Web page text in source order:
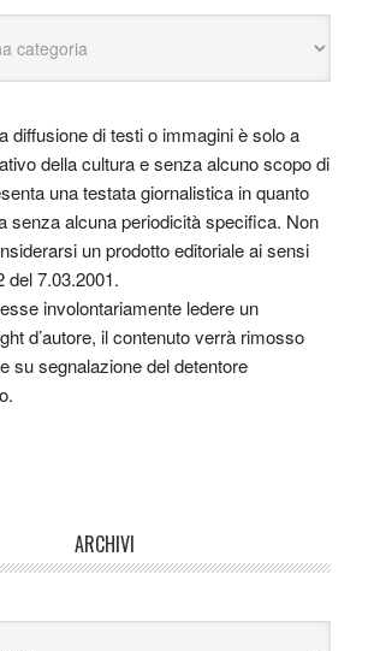
diffusione di testi o immagini è solo a
della cultura e senza alcuno scopo di
una testata giornalistica in quanto
senza alcuna periodicità specifica. Non
un prodotto editoriale ai sensi
del 7.03.2001.
involontariamente ledere un
d’autore, il contenuto verrà rimosso
su segnalazione del detentore
ARCHIVI